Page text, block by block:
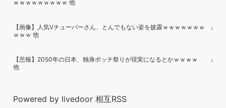
ｗｗｗｗｗｗｗｗｗ 他
【画像】人気Vチューバーさん、とんでもない姿を披露ｗｗｗｗｗｗｗ
ｗｗｗ 他
【悲報】2050年の日本、独身ボッチ祭りが現実になるとかｗｗｗｗ
他
Powered by livedoor 相互RSS